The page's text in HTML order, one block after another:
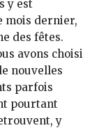
y est
mois dernier,
des fêtes.
avons choisi
nouvelles
parfois
pourtant
y